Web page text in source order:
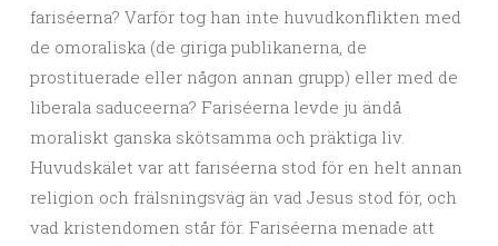
fariséerna? Varför tog han inte huvudkonflikten med
de omoraliska (de giriga publikanerna, de
prostituerade eller någon annan grupp) eller med de
liberala saduceerna? Fariséerna levde ju ändå
moraliskt ganska skötsamma och präktiga liv.
Huvudskälet var att fariséerna stod för en helt annan
religion och frälsningsväg än vad Jesus stod för, och
vad kristendomen står för. Fariséerna menade att